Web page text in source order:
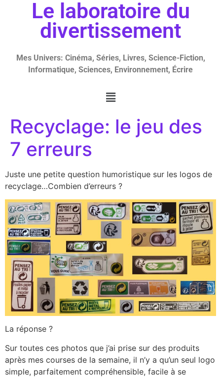
Le laboratoire du
divertissement
Mes Univers: Cinéma, Séries, Livres, Science-Fiction,
Informatique, Sciences, Environnement, Écrire
Recyclage: le jeu des
7 erreurs
Juste une petite question humoristique sur les logos de
recyclage…Combien d’erreurs ?
La réponse ?
Sur toutes ces photos que j’ai prise sur des produits
après mes courses de la semaine, il n’y a qu’un seul logo
simple, parfaitement compréhensible, facile à se